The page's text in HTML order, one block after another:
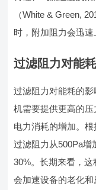
（White & Green,
时，附加阻力会迅速
过滤阻力对能
过滤阻力对能耗的
机需要提供更高的
电力消耗的增加。
过滤阻力从500Pa增
30%。长期来看，
会加速设备的老化和